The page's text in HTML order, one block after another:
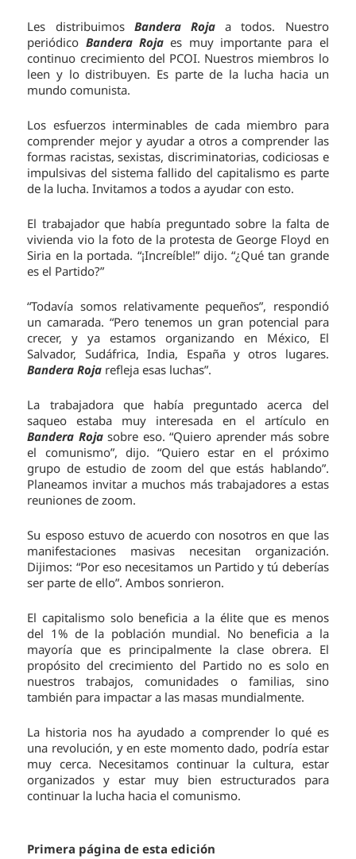
Les distribuimos Bandera Roja a todos. Nuestro
periódico Bandera Roja es muy importante para el
continuo crecimiento del PCOI. Nuestros miembros lo
leen y lo distribuyen. Es parte de la lucha hacia un
mundo comunista.
Los esfuerzos interminables de cada miembro para
comprender mejor y ayudar a otros a comprender las
formas racistas, sexistas, discriminatorias, codiciosas e
impulsivas del sistema fallido del capitalismo es parte
de la lucha. Invitamos a todos a ayudar con esto.
El trabajador que había preguntado sobre la falta de
vivienda vio la foto de la protesta de George Floyd en
Siria en la portada. “¡Increíble!” dijo. “¿Qué tan grande
es el Partido?”
“Todavía somos relativamente pequeños”, respondió
un camarada. “Pero tenemos un gran potencial para
crecer, y ya estamos organizando en México, El
Salvador, Sudáfrica, India, España y otros lugares.
Bandera Roja refleja esas luchas”.
La trabajadora que había preguntado acerca del
saqueo estaba muy interesada en el artículo en
Bandera Rojasobre eso. “Quiero aprender más sobre
el comunismo”, dijo. “Quiero estar en el próximo
grupo de estudio de zoom del que estás hablando”.
Planeamos invitar a muchos más trabajadores a estas
reuniones de zoom.
Su esposo estuvo de acuerdo con nosotros en que las
manifestaciones masivas necesitan organización.
Dijimos: “Por eso necesitamos un Partido y tú deberías
ser parte de ello”. Ambos sonrieron.
El capitalismo solo beneficia a la élite que es menos
del 1% de la población mundial. No beneficia a la
mayoría que es principalmente la clase obrera. El
propósito del crecimiento del Partido no es solo en
nuestros trabajos, comunidades o familias, sino
también para impactar a las masas mundialmente.
La historia nos ha ayudado a comprender lo qué es
una revolución, y en este momento dado, podría estar
muy cerca. Necesitamos continuar la cultura, estar
organizados y estar muy bien estructurados para
continuar la lucha hacia el comunismo.
Primera página de esta edición